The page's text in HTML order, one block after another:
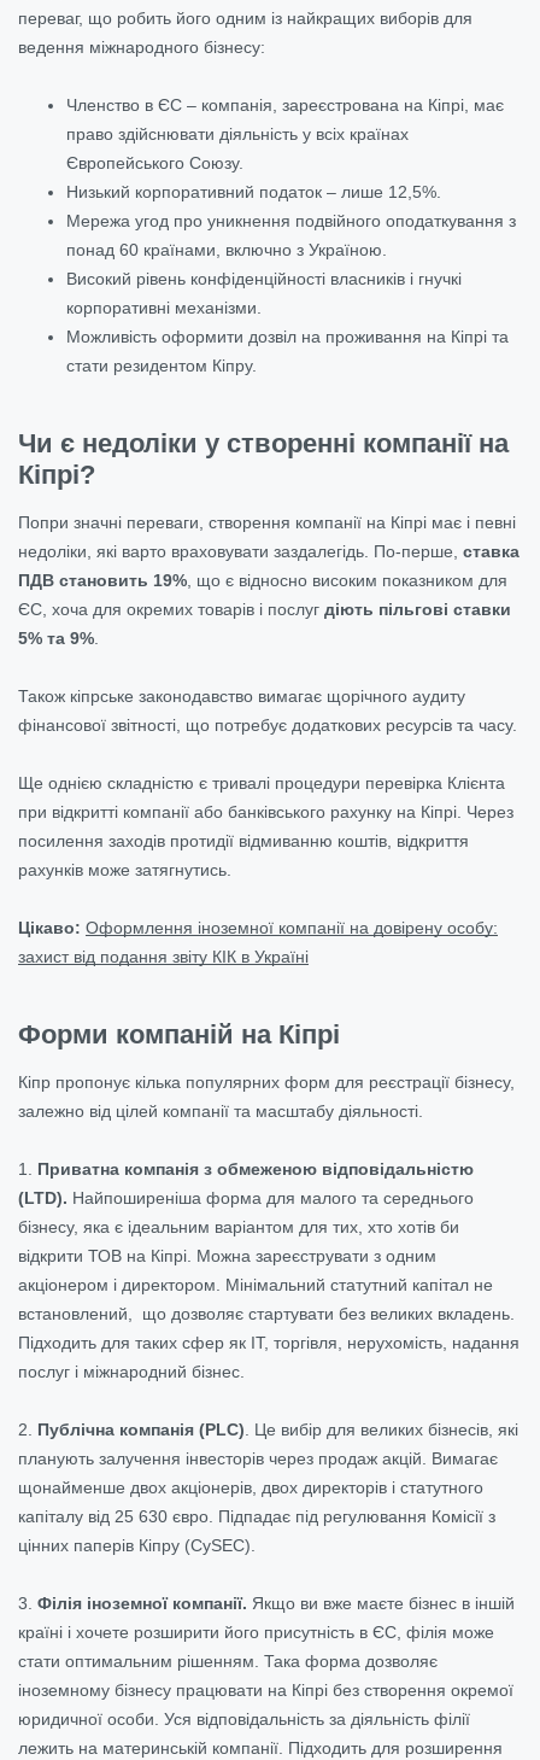
переваг, що робить його одним із найкращих виборів для
ведення міжнародного бізнесу:
Членство в ЄС – компанія, зареєстрована на Кіпрі, має
право здійснювати діяльність у всіх країнах
Європейського Союзу.
Низький корпоративний податок – лише 12,5%.
Мережа угод про уникнення подвійного оподаткування з
понад 60 країнами, включно з Україною.
Високий рівень конфіденційності власників і гнучкі
корпоративні механізми.
Можливість оформити дозвіл на проживання на Кіпрі та
стати резидентом Кіпру.
Чи є недоліки у створенні компанії на
Кіпрі?
Попри значні переваги, створення компанії на Кіпрі має і певні
недоліки, які варто враховувати заздалегідь. По-перше, ставка
ПДВ становить 19% , що є відносно високим показником для
ЄС, хоча для окремих товарів і послуг діють пільгові ставки
5% та 9%
Також кіпрське законодавство вимагає щорічного аудиту
фінансової звітності, що потребує додаткових ресурсів та часу.
Ще однією складністю є тривалі процедури перевірка Клієнта
при відкритті компанії або банківського рахунку на Кіпрі. Через
посилення заходів протидії відмиванню коштів, відкриття
рахунків може затягнутись.
Цікаво: Оформлення іноземної компанії на довірену особу:
захист від подання звіту КІК в Україні
Форми компаній на Кіпрі
Кіпр пропонує кілька популярних форм для реєстрації бізнесу,
залежно від цілей компанії та масштабу діяльності.
1. Приватна компанія з обмеженою відповідальністю
(LTD). Найпоширеніша форма для малого та середнього
бізнесу, яка є ідеальним варіантом для тих, хто хотів би
відкрити ТОВ на Кіпрі. Можна зареєструвати з одним
акціонером і директором. Мінімальний статутний капітал не
встановлений, що дозволяє стартувати без великих вкладень.
Підходить для таких сфер як IT, торгівля, нерухомість, надання
послуг і міжнародний бізнес.
2. Публічна компанія (PLC) . Це вибір для великих бізнесів, які
планують залучення інвесторів через продаж акцій. Вимагає
щонайменше двох акціонерів, двох директорів і статутного
капіталу від 25 630 євро. Підпадає під регулювання Комісії з
цінних паперів Кіпру (CySEC).
3. Філія іноземної компанії. Якщо ви вже маєте бізнес в іншій
країні і хочете розширити його присутність в ЄС, філія може
стати оптимальним рішенням. Така форма дозволяє
іноземному бізнесу працювати на Кіпрі без створення окремої
юридичної особи. Уся відповідальність за діяльність філії
лежить на материнській компанії. Підходить для розширення